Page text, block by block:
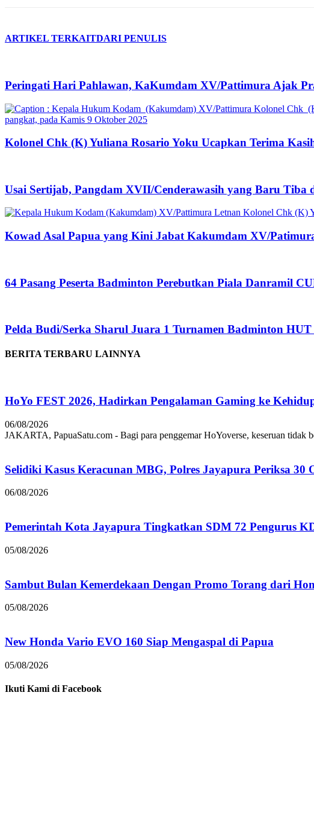
ARTIKEL TERKAITDARI PENULIS
Peringati Hari Pahlawan, KaKumdam XV/Pattimura Ajak
Kolonel Chk (K) Yuliana Rosario Yoku Ucapkan Terima
Usai Sertijab, Pangdam XVII/Cenderawasih yang Baru
Kowad Asal Papua yang Kini Jabat Kakumdam XV/
64 Pasang Peserta Badminton Perebutkan Piala Danramil
Pelda Budi/Serka Sharul Juara 1 Turnamen Badminton
BERITA TERBARU LAINNYA
HoYo FEST 2026, Hadirkan Pengalaman Gaming ke
06/08/2026
JAKARTA, PapuaSatu.com - Bagi para penggemar HoYoverse, keseruan
Selidiki Kasus Keracunan MBG, Polres Jayapura Periksa 30
06/08/2026
Pemerintah Kota Jayapura Tingkatkan SDM 72 Pengurus
05/08/2026
Sambut Bulan Kemerdekaan Dengan Promo Torang dari
05/08/2026
New Honda Vario EVO 160 Siap Mengaspal di Papua
05/08/2026
Ikuti Kami di Facebook